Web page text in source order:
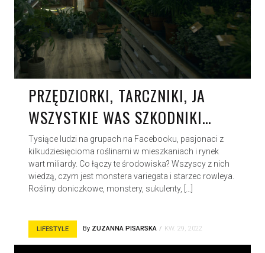
PRZĘDZIORKI, TARCZNIKI, JA
WSZYSTKIE WAS SZKODNIKI…
Tysiące ludzi na grupach na Facebooku, pasjonaci z
kilkudziesięcioma roślinami w mieszkaniach i rynek
wart miliardy. Co łączy te środowiska? Wszyscy z nich
wiedzą, czym jest monstera variegata i starzec rowleya.
Rośliny doniczkowe, monstery, sukulenty, […]
LIFESTYLE By ZUZANNA PISARSKA KW. 29, 2022